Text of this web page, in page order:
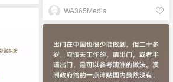
WA365Media